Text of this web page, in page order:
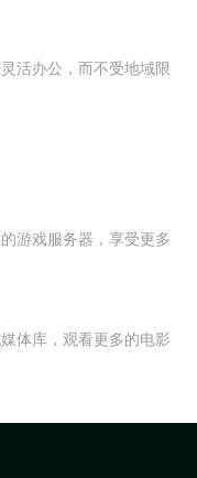
活办公，而不受地域限
游戏服务器，享受更多
体库，观看更多的电影